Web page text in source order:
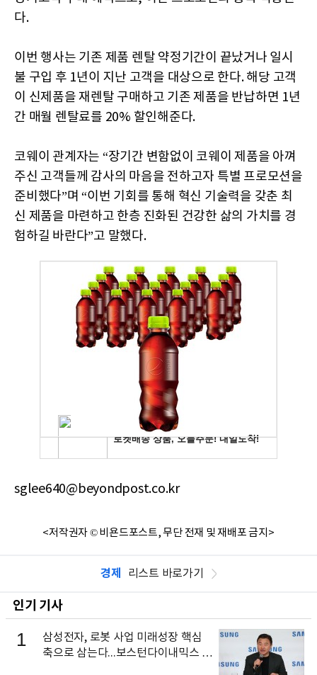
다.
이번 행사는 기존 제품 렌탈 약정기간이 끝났거나 일시
불 구입 후 1년이 지난 고객을 대상으로 한다. 해당 고객
이 신제품을 재렌탈 구매하고 기존 제품을 반납하면 1년
간 매월 렌탈료를 20% 할인해준다.
코웨이 관계자는 “장기간 변함없이 코웨이 제품을 아껴
주신 고객들께 감사의 마음을 전하고자 특별 프로모션을
준비했다”며 “이번 기회를 통해 혁신 기술력을 갖춘 최
신 제품을 마련하고 한층 진화된 건강한 삶의 가치를 경
험하길 바란다”고 말했다.
sglee640@beyondpost.co.kr
<저작권자 © 비욘드포스트, 무단 전재 및 재배포 금지>
경제 리스트 바로가기
인기 기사
1
삼성전자, 로봇 사업 미래성장 핵심
축으로 삼는다...보스턴다이내믹스 출